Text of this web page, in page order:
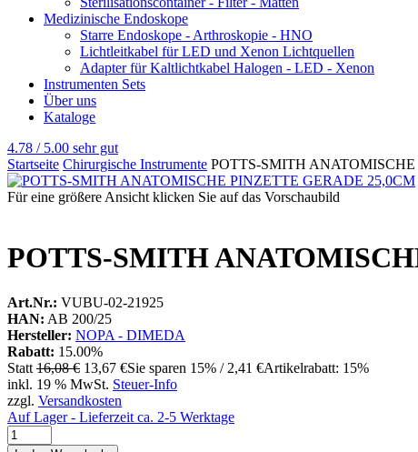
Medizinische Endoskope
Starre Endoskope - Arthroskopie - HNO
Lichtleitkabel für LED und Xenon Lichtquellen
Adapter für Kaltlichtkabel Halogen - LED - Xenon
Instrumenten Sets
Über uns
Kataloge
4.78 / 5.00 sehr gut
Startseite Chirurgische Instrumente POTTS-SMITH
Für eine größere Ansicht klicken Sie auf das Vorschaubild
POTTS-SMITH
Art.Nr.: VUBU-02-21925
HAN: AB 200/25
Hersteller: NOPA - DIMEDA
Rabatt: 15.00%
Statt 16,08 € 13,67 €Sie sparen 15% / 2,41 €Artikelrabatt: 15%
inkl. 19 % MwSt. Steuer-Info
zzgl. Versandkosten
Auf Lager - Lieferzeit ca. 2-5 Werktage